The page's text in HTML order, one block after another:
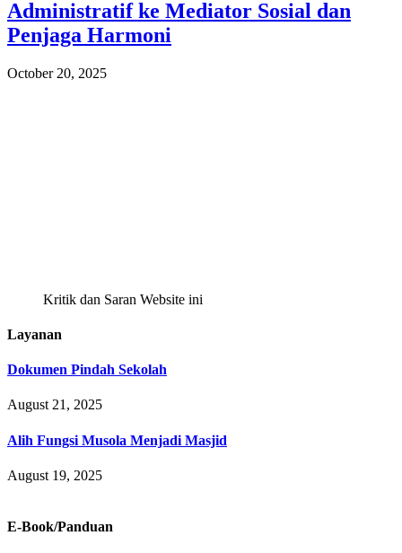
Administratif ke Mediator Sosial dan
Penjaga Harmoni
October 20, 2025
Kritik dan Saran Website ini
Layanan
Dokumen Pindah Sekolah
August 21, 2025
Alih Fungsi Musola Menjadi Masjid
August 19, 2025
E-Book/Panduan